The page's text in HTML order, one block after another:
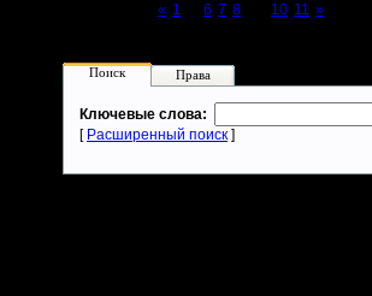
« 1 6 7 8 10 11 »
Поиск Права
Ключевые слова:
[ Расширенный поиск ]